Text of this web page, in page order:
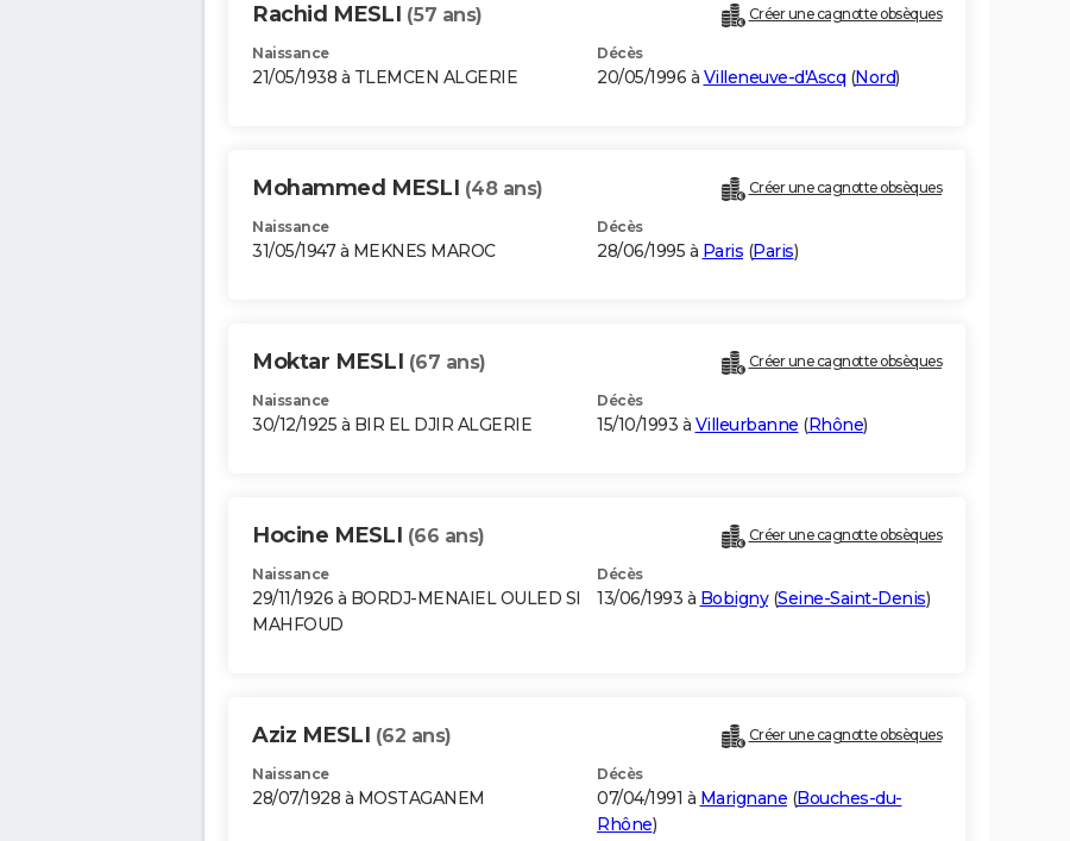
Rachid MESLI (57 ans) Créer une cagnotte obsèques
Naissance
21/05/1938 à TLEMCEN ALGERIE
Décès
20/05/1996 à Villeneuve-d'Ascq (Nord)
Mohammed MESLI (48 ans) Créer une cagnotte obsèques
Naissance
31/05/1947 à MEKNES MAROC
Décès
28/06/1995 à Paris (Paris)
Moktar MESLI (67 ans) Créer une cagnotte obsèques
Naissance
30/12/1925 à BIR EL DJIR ALGERIE
Décès
15/10/1993 à Villeurbanne (Rhône)
Hocine MESLI (66 ans) Créer une cagnotte obsèques
Naissance
29/11/1926 à BORDJ-MENAIEL OULED SI
MAHFOUD
Décès
13/06/1993 à Bobigny(Seine-Saint-Denis)
Aziz MESLI (62 ans) Créer une cagnotte obsèques
Naissance
28/07/1928 à MOSTAGANEM
Décès
07/04/1991 à Marignane (Bouches-du-
Rhône)